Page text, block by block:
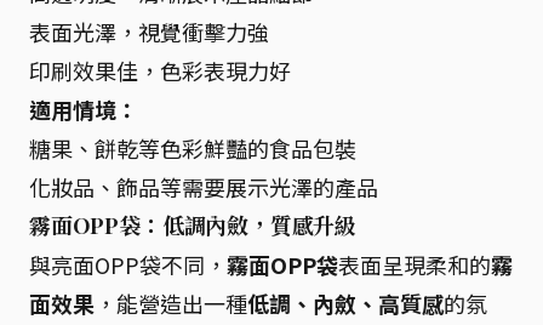
表面光澤，視覺衝擊力強
印刷效果佳，色彩表現力好
適用情境：
糖果、餅乾等色彩鮮豔的食品包裝
化妝品、飾品等需要展示光澤的產品
霧面OPP袋：低調內斂，質感升級
與亮面OPP袋不同， 霧面OPP袋表面呈現柔和的霧
面效果 ，能營造出一種低調、內斂、高質感的氛